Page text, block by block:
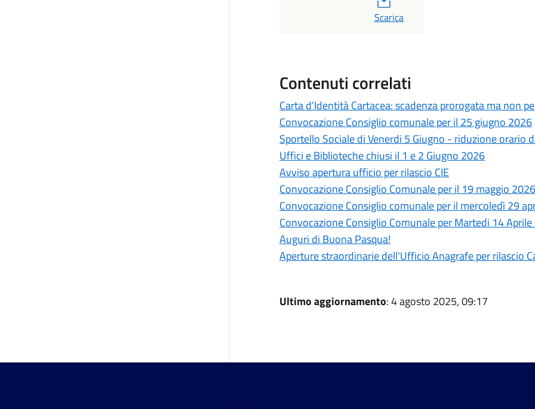
PDF
Scarica
Contenuti correlati
Carta d’Identità Cartacea: scadenza prorogata ma non
Convocazione Consiglio comunale per il 25 giugno 2026
Sportello Sociale di Venerdi 5 Giugno - riduzione orario
Uffici e Biblioteche chiusi il 1 e 2 Giugno 2026
Avviso apertura ufficio per rilascio CIE
Convocazione Consiglio Comunale per il 19 maggio 2026
Convocazione Consiglio comunale per il mercoledì 29
Convocazione Consiglio Comunale per Martedi 14
Auguri di Buona Pasqua!
Aperture straordinarie dell'Ufficio Anagrafe per rilascio
Ultimo aggiornamento: 4 agosto 2025, 09:17